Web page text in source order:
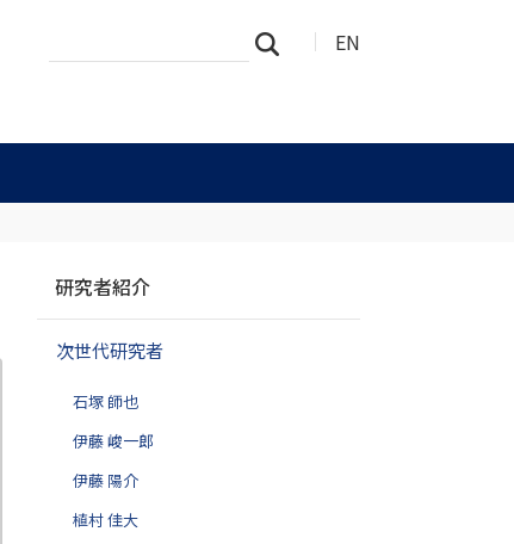
EN
イ
細
ビ
ゲ
研究者紹介
次世代研究者
石塚 師也
伊藤 峻一郎
伊藤 陽介
植村 佳大